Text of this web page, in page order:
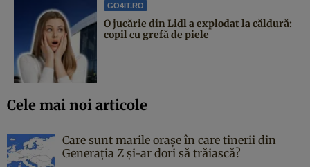
GO4IT.RO
O jucărie din Lidl a explodat la căldură:
copil cu grefă de piele
Cele mai noi articole
Care sunt marile orașe în care tinerii din
Generația Z și-ar dori să trăiască?